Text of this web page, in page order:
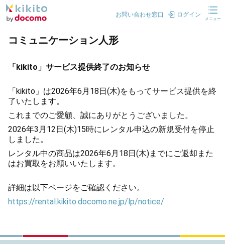
お問い合わせ窓口 ログイン
メニュー
コミュニケーション人形
「kikito」サービス提供終了のお知らせ
「kikito」は2026年6月18日(木)をもってサービス提供を終
了いたします。
これまでのご愛顧、誠にありがとうございました。
2026年3月12日(木)15時にレンタル申込の新規受付を停止
しました。
レンタル中の商品は2026年6月18日(木)までにご返却また
はお買取をお願いいたします。
詳細は以下ページをご確認ください。
https://rental.kikito.docomo.ne.jp/lp/notice/